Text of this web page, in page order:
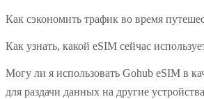
Как сэкономить трафик во время
Как узнать, какой eSIM сейчас
Могу ли я использовать Gohub eSIM в
для раздачи данных на другие